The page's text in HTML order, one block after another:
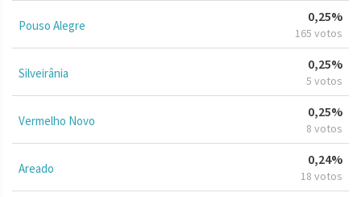
Pouso Alegre
0,25%
165 votos
Silveirânia
0,25%
5 votos
Vermelho Novo
0,25%
8 votos
Areado
0,24%
18 votos